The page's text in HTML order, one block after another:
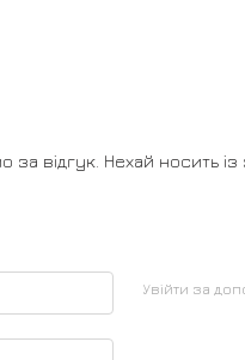
відгук. Нехай носить
Увійти за